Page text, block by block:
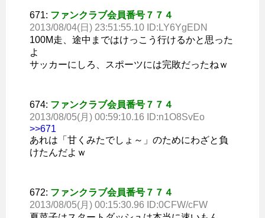
671: ファンクラブ会員番号７７４
2013/08/04(日) 23:51:55.10 ID:LY6YgEDN
100M走、途中まではけっこう行けるかと思った
よ
サッカーにしろ、スポーツには完敗だったねｗ
674: ファンクラブ会員番号７７４
2013/08/05(月) 00:59:10.16 ID:n1O8SvEo
>>671
あれは「甘くみたでしょ～」のためにわざと負
けたんだよｗ
672: ファンクラブ会員番号７７４
2013/08/05(月) 00:15:30.96 ID:0CFW/cFW